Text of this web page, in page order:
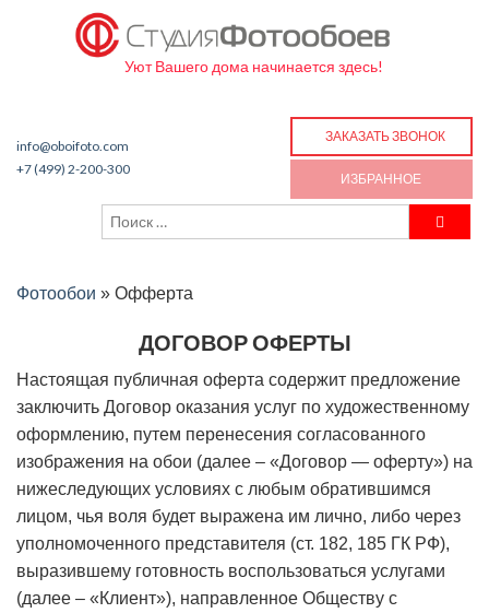
Уют Вашего дома начинается здесь!
info@oboifoto.com
+7 (499) 2-200-300
ЗАКАЗАТЬ ЗВОНОК
ИЗБРАННОЕ
Фотообои » Офферта
ДОГОВОР ОФЕРТЫ
Настоящая публичная оферта содержит предложение
заключить Договор оказания услуг по художественному
оформлению, путем перенесения согласованного
изображения на обои (далее – «Договор — оферту») на
нижеследующих условиях с любым обратившимся
лицом, чья воля будет выражена им лично, либо через
уполномоченного представителя (ст. 182, 185 ГК РФ),
выразившему готовность воспользоваться услугами
(далее – «Клиент»), направленное Обществу с